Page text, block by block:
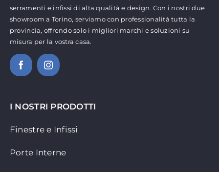
serramenti e infissi di alta qualità e design. Con i nostri due
showroom a Torino, serviamo con professionalità tutta la
provincia, offrendo solo i migliori marchi e soluzioni su
misura per la vostra casa.
I NOSTRI PRODOTTI
Finestre e Infissi
Porte Interne